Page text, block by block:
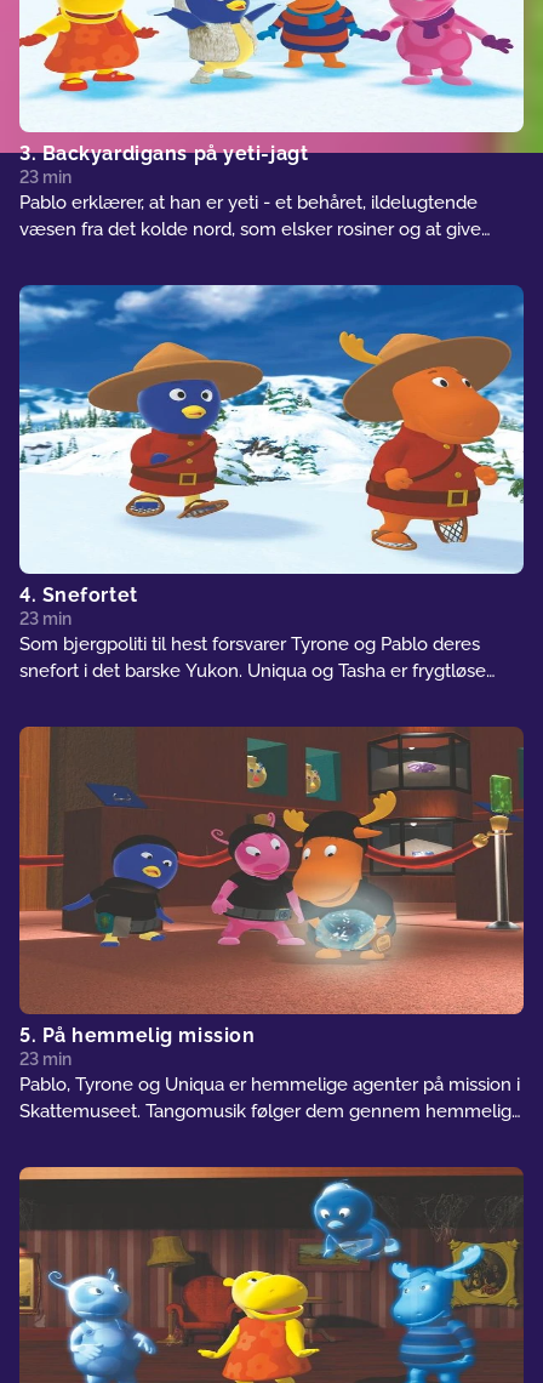
3. Backyardigans på yeti-jagt
23 min
Pablo erklærer, at han er yeti - et behåret, ildelugtende
væsen fra det kolde nord, som elsker rosiner og at give
hører funk-musik a la James Brown). Han får Uniqua, Tasha
og Tyrone med på en yeti-jagt - hele vejen op til hans igloo
i det kolde nord.
4. Snefortet
23 min
Som bjergpoliti til hest forsvarer Tyrone og Pablo deres
snefort i det barske Yukon. Uniqua og Tasha er frygtløse
fire mødes, opstår snedækte forviklinger til lyden af livlig
5. På hemmelig mission
23 min
Pablo, Tyrone og Uniqua er hemmelige agenter på mission i
Skattemuseet. Tangomusik følger dem gennem hemmelige
at bringe den hemmelige skat tilbage til dens retmæssige